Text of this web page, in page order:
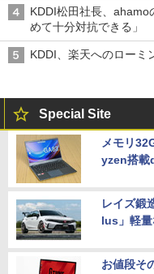
KDDI松田社長、ahamo
めて十分対抗できる」
KDDI、楽天へのローミ
Special Site
メモリ
yzen搭載
レイズ鍛
lus」軽量
お値段そ